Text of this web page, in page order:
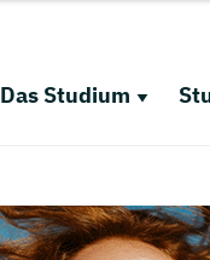
Das Studium